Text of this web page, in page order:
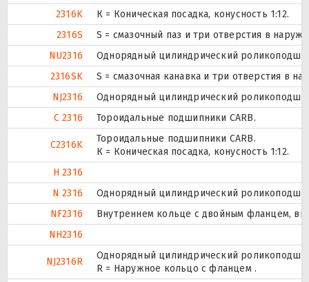
2316K
К = Коническая посадка, конусность 1:12.
2316S
S = смазочный паз и три отверстия в
NU2316
Однорядный цилиндрический
2316SK
S = смазочная канавка и три отверстия в
NJ2316
Однорядный цилиндрический
C 2316
Тороидальные подшипники CARB.
C2316K
Тороидальные подшипники CARB.
К = Коническая посадка, конусность 1:12.
H 2316
N 2316
Однорядный цилиндрический
NF2316
Внутреннем кольце с двойным фланцем,
NH2316
NJ2316R
Однорядный цилиндрический
R = Наружное кольцо с фланцем .